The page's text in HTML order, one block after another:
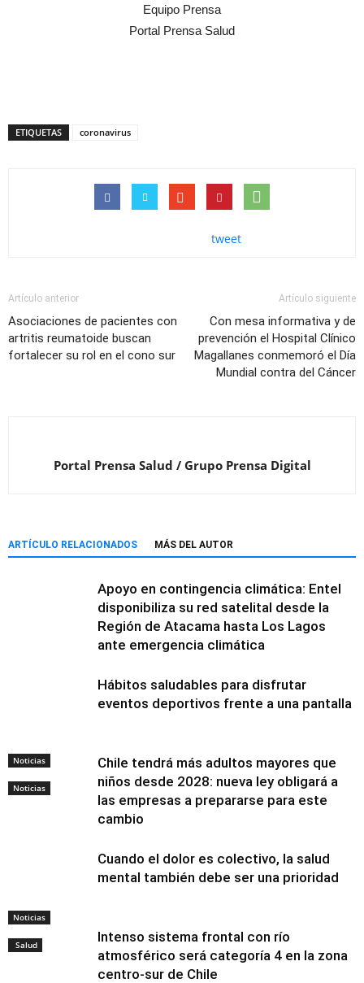
Equipo Prensa
Portal Prensa Salud
ETIQUETAS coronavirus
tweet
Artículo anterior
Asociaciones de pacientes con
artritis reumatoide buscan
fortalecer su rol en el cono sur
Artículo siguiente
Con mesa informativa y de
prevención el Hospital Clínico
Magallanes conmemoró el Día
Mundial contra del Cáncer
Portal Prensa Salud / Grupo Prensa Digital
ARTÍCULO RELACIONADOS MÁS DEL AUTOR
Noticias
Apoyo en contingencia climática: Entel
disponibiliza su red satelital desde la
Región de Atacama hasta Los Lagos
ante emergencia climática
Noticias
Hábitos saludables para disfrutar
eventos deportivos frente a una pantalla
Noticias
Chile tendrá más adultos mayores que
niños desde 2028: nueva ley obligará a
las empresas a prepararse para este
cambio
Salud
Cuando el dolor es colectivo, la salud
mental también debe ser una prioridad
Intenso sistema frontal con río
atmosférico será categoría 4 en la zona
centro-sur de Chile